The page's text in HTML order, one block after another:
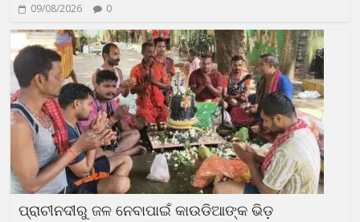
09/08/2026 0
ପ୍ରାଚୀନଦୀରୁ ଜଳ ନେବାପାଇଁ କାଉଡିଆଙ୍କ ଭିଡ଼